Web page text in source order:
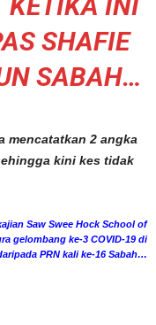
SHAFIE
SABAH…
mencatatkan 2 angka
kini kes tidak
Saw Swee Hock School of
gelombang ke-3 COVID-19 di
PRN kali ke-16 Sabah…